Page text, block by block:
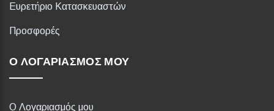
Ευρετήριο Κατασκευαστών
Προσφορές
Ο ΛΟΓΑΡΙΑΣΜΌΣ ΜΟΥ
Ο Λογαριασμός μου